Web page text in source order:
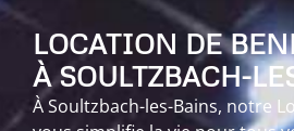
LOCATION DE
À SOULTZBACH-
À Soultzbach-les-Bains, notre